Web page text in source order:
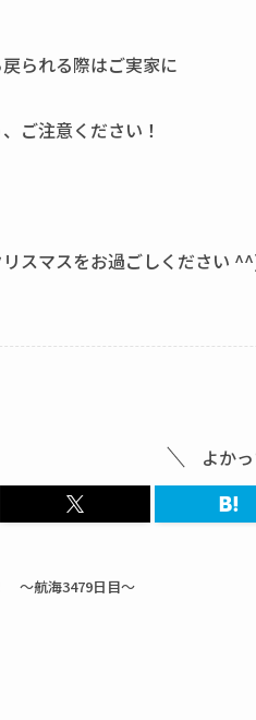
られる際はご実家に
ご注意ください！
スマスをお過ごしください
よか
～航海3479日目～